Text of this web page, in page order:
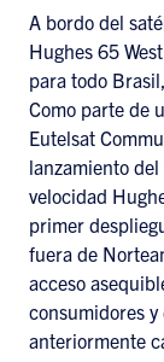
A bordo del
Hughes 65
para todo
Como parte de
Eutelsat
lanzamiento
velocidad
primer
fuera de
acceso
consumidores
anteriormente